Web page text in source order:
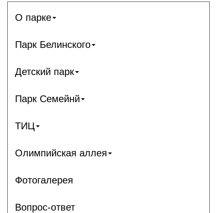
О парке
Парк Белинского
Детский парк
Парк Семейнй
ТИЦ
Олимпийская аллея
Фотогалерея
Вопрос-ответ